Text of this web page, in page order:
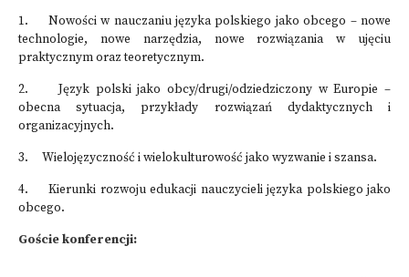
1. Nowości w nauczaniu języka polskiego jako obcego – nowe
technologie, nowe narzędzia, nowe rozwiązania w ujęciu
praktycznym oraz teoretycznym.
2. Język polski jako obcy/drugi/odziedziczony w Europie –
obecna sytuacja, przykłady rozwiązań dydaktycznych i
organizacyjnych.
3. Wielojęzyczność i wielokulturowość jako wyzwanie i szansa.
4. Kierunki rozwoju edukacji nauczycieli języka polskiego jako
obcego.
Goście konferencji: